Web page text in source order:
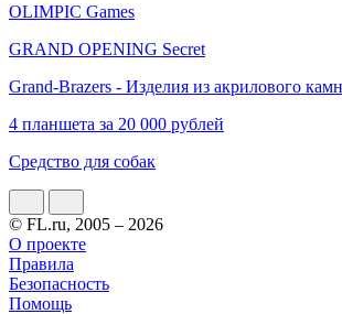
OLIMPIC Games
GRAND OPENING Secret
Grand-Brazers - Изделия из акрилового
4 планшета за 20 000 рублей
Средство для собак
© FL.ru, 2005 – 2026
О проекте
Правила
Безопасность
Помощь